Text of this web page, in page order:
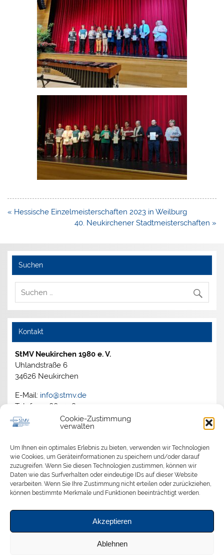
Cookie-Zustimmung
verwalten
Um Ihnen ein optimales Erlebnis zu bieten, verwenden wir Technologien
wie Cookies, um Geräteinformationen zu speichern und/oder darauf
zuzugreifen. Wenn Sie diesen Technologien zustimmen, können wir
Daten wie das Surfverhalten oder eindeutige IDs auf dieser Website
verarbeiten. Wenn Sie Ihre Zustimmung nicht erteilen oder zurückziehen,
können bestimmte Merkmale und Funktionen beeinträchtigt werden.
Akzeptieren
Ablehnen
Beitragsnavigation
« Hessische Einzelmeisterschaften 2023 in Weilburg
40. Neukirchener Stadtmeisterschaften »
Suchen
Kontakt
StMV Neukirchen 1980 e. V.
Uhlandstraße 6
34626 Neukirchen
E-Mail: info@stmv.de
Telefon: 06694 1805
Archiv
2026
2025
2024